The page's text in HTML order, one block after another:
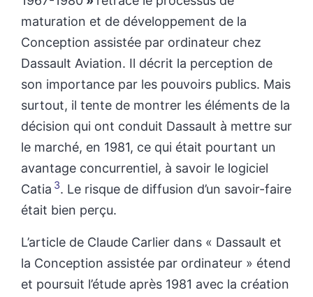
maturation et de développement de la
Conception assistée par ordinateur chez
Dassault Aviation. Il décrit la perception de
son importance par les pouvoirs publics. Mais
surtout, il tente de montrer les éléments de la
décision qui ont conduit Dassault à mettre sur
le marché, en 1981, ce qui était pourtant un
avantage concurrentiel, à savoir le logiciel
Catia 3. Le risque de diffusion d’un savoir-faire
était bien perçu.
L’article de Claude Carlier dans « Dassault et
la Conception assistée par ordinateur » étend
et poursuit l’étude après 1981 avec la création